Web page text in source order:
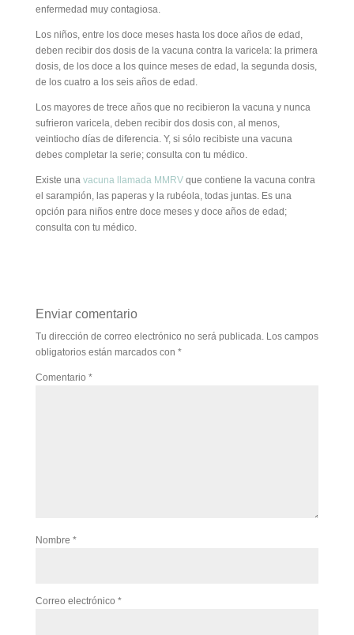
enfermedad muy contagiosa.
Los niños, entre los doce meses hasta los doce años de edad,
deben recibir dos dosis de la vacuna contra la varicela: la primera
dosis, de los doce a los quince meses de edad, la segunda dosis,
de los cuatro a los seis años de edad.
Los mayores de trece años que no recibieron la vacuna y nunca
sufrieron varicela, deben recibir dos dosis con, al menos,
veintiocho días de diferencia. Y, si sólo recibiste una vacuna
debes completar la serie; consulta con tu médico.
Existe una vacuna llamada MMRVque contiene la vacuna contra
el sarampión, las paperas y la rubéola, todas juntas. Es una
opción para niños entre doce meses y doce años de edad;
consulta con tu médico.
Enviar comentario
Tu dirección de correo electrónico no será publicada. Los campos
obligatorios están marcados con *
Comentario *
Nombre *
Correo electrónico *